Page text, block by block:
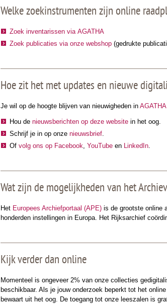
Welke zoekinstrumenten zijn online
Zoek inventarissen via AGATHA
Zoek publicaties via onze webshop (gedrukte
Hoe zit het met updates en nieuwe
Je wil op de hoogte blijven van nieuwigheden in AGATHA
Hou de nieuwsberichten op deze website in het oog.
Schrijf je in op onze nieuwsbrief.
Of volg ons op Facebook, YouTube en LinkedIn.
Wat zijn de mogelijkheden van het
Het Europees Archiefportaal (APE) is de grootste online
honderden instellingen in Europa. Het Rijksarchief
Kijk verder dan online
Momenteel is ongeveer 2% van onze collecties
beschikbaar. Als je jouw onderzoek beperkt tot het
bewaart uit het oog. De toegang tot onze leeszalen is